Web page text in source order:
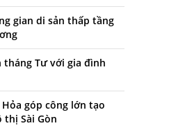
gian di sản thấp tầng
tháng Tư với gia đình
góp công lớn tạo
thị Sài Gòn